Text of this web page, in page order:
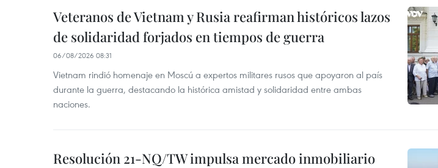
Veteranos de Vietnam y Rusia reafirman históricos lazos
de solidaridad forjados en tiempos de guerra
06/08/2026 08:31
Vietnam rindió homenaje en Moscú a expertos militares rusos que apoyaron al país
durante la guerra, destacando la histórica amistad y solidaridad entre ambas
naciones.
Resolución 21-NQ/TW impulsa mercado inmobiliario